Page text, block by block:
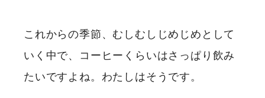
これからの季節、むしむしじめじめとして
いく中で、コーヒーくらいはさっぱり飲み
たいですよね。わたしはそうです。